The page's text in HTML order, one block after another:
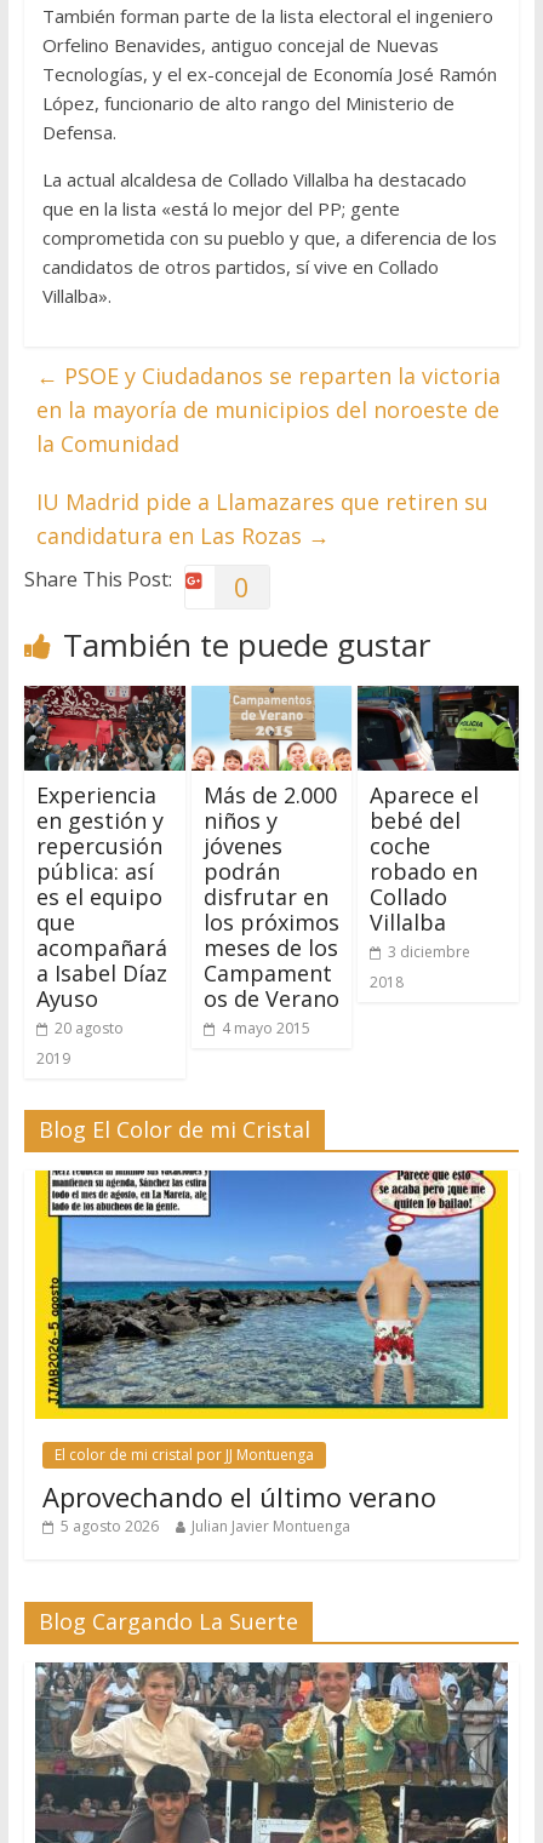
También forman parte de la lista electoral el ingeniero
Orfelino Benavides, antiguo concejal de Nuevas
Tecnologías, y el ex-concejal de Economía José Ramón
López, funcionario de alto rango del Ministerio de
Defensa.
La actual alcaldesa de Collado Villalba ha destacado
que en la lista «está lo mejor del PP; gente
comprometida con su pueblo y que, a diferencia de los
candidatos de otros partidos, sí vive en Collado
Villalba».
← PSOE y Ciudadanos se reparten la victoria
en la mayoría de municipios del noroeste de
la Comunidad
IU Madrid pide a Llamazares que retiren su
candidatura en Las Rozas →
Share This Post: 0
También te puede gustar
Experiencia
en gestión y
repercusión
pública: así
es el equipo
que
acompañará
a Isabel Díaz
Ayuso
20 agosto
2019
Más de 2.000
niños y
jóvenes
podrán
disfrutar en
los próximos
meses de los
Campament
os de Verano
4 mayo 2015
Aparece el
bebé del
coche
robado en
Collado
Villalba
3 diciembre
2018
Blog El Color de mi Cristal
El color de mi cristal por JJ Montuenga
Aprovechando el último verano
5 agosto 2026 Julian Javier Montuenga
Blog Cargando La Suerte